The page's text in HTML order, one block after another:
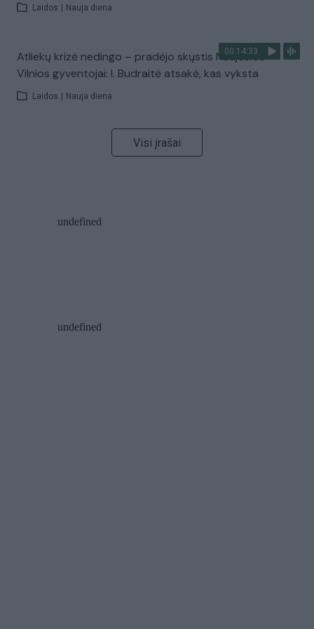
Laidos Nauja diena
00:14:33
Atliekų krizė nedingo – pradėjo skųstis Naujosios
Vilnios gyventojai: I. Budraitė atsakė, kas vyksta
Laidos Nauja diena
Visi įrašai